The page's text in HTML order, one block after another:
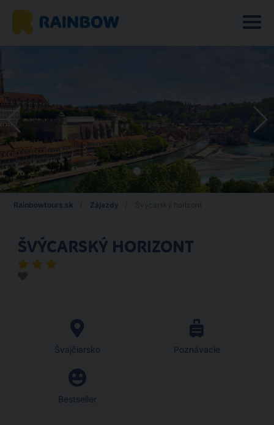
Rainbowtours.sk Zájazdy
ŠVÝCARSKÝ HORIZONT
Švajčiarsko Poznávacie
Bestseller